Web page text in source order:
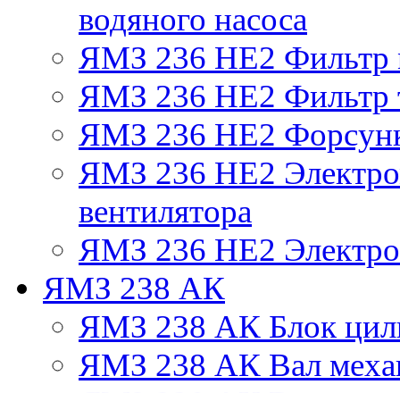
водяного насоса
ЯМЗ 236 НЕ2 Фильтр
ЯМЗ 236 НЕ2 Фильтр
ЯМЗ 236 НЕ2
ЯМЗ 236 НЕ2
вентилятора
ЯМЗ 236 НЕ2
ЯМЗ 238 АК
ЯМЗ 238 АК Блок
ЯМЗ 238 АК Вал